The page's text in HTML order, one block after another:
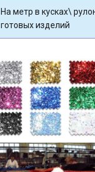
На метр в кусках\
готовых изделий